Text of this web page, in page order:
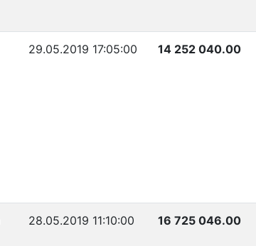
29.05.2019 17:05:00 14 252 040.00
28.05.2019 11:10:00 16 725 046.00